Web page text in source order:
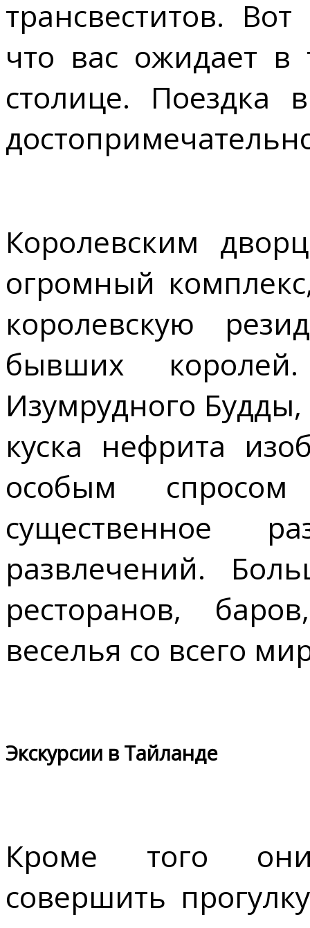
трансвеститов.
что вас ожидает в
столице. Поездка
Королевским
огромный
королевскую
бывших
Изумрудного
куска нефрита
особым
существенное
развлечений.
ресторанов,
веселья со всего
Экскурсии в Тайланде
Кроме того они
совершить